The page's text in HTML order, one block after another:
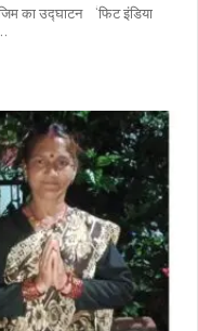
का उद्घाटन ‘फिट इंडिया